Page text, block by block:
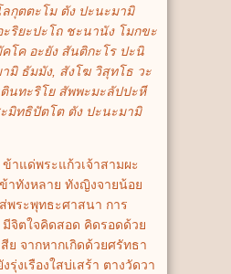
ตตะโม ตัง ปะนะมามิ
ะริยะปะโถ ชะนานัง โมกขะ
คโค อะยัง สันติกะโร ปะนิ
มิ ธัมมัง, สังโฆ วิสุทโธ วะ
นทะริโย สัพพะมะลัปปะหี
มิทธิปัตโต ตัง ปะนะมามิ
ข้าแด่พระแก้วเจ้าสามผะ
าทังหลาย ทังญิงจายน้อย
พระพุทธะศาสนา การ
จิตใจคิดสอด คิดรอดด้วย
ย จากหากเกิดด้วยศรัทธา
งเรืองใสบ่เสร้า ตางวัดวา